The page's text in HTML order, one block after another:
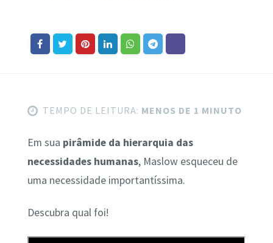
TEMPO DE LEITURA: MENOS DE 1 MINUTO
Em sua pirâmide da hierarquia das
necessidades humanas, Maslow esqueceu de
uma necessidade importantíssima.
Descubra qual foi!